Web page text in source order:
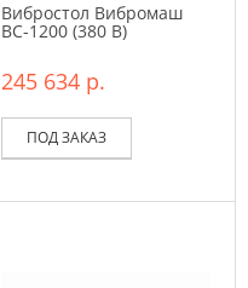
Вибростол Вибромаш
ВC-1200 (380 В)
245 634 р.
ПОД ЗАКАЗ